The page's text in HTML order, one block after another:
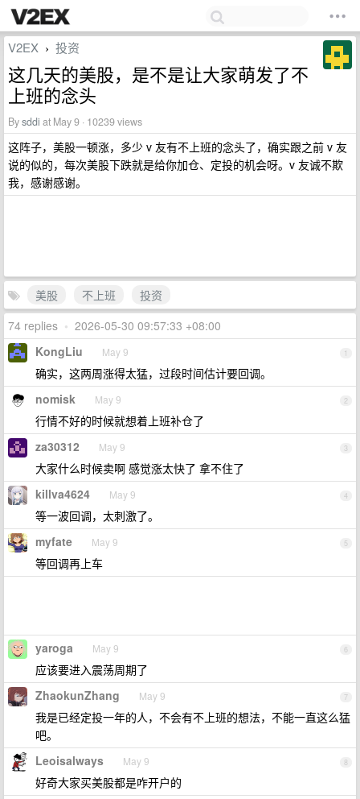
V2EX › 投资
这几天的美股，是不是让大家萌发了不
上班的念头
Bysddi at May 9 · 10239 views
这阵子，美股一顿涨，多少 v 友有不上班的念头了，确实跟之前 v 友
说的似的，每次美股下跌就是给你加仓、定投的机会呀。v 友诚不欺
我，感谢感谢。
美股 不上班
投资
74 replies • 2026-05-30 09:57:33 +08:00
1
KongLiu May 9
确实，这两周涨得太猛，过段时间估计要回调。
2
nomisk May 9
行情不好的时候就想着上班补仓了
3
za30312 May 9
大家什么时候卖啊 感觉涨太快了 拿不住了
4
killva4624 May 9
等一波回调，太刺激了。
5
myfate May 9
等回调再上车
6
yaroga May 9
应该要进入震荡周期了
7
ZhaokunZhang May 9
我是已经定投一年的人，不会有不上班的想法，不能一直这么猛
吧。
8
Leoisalways May 9
好奇大家买美股都是咋开户的